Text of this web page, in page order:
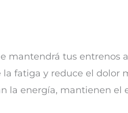
mantendrá tus entrenos
fatiga y reduce el dolor
la energía, mantienen el